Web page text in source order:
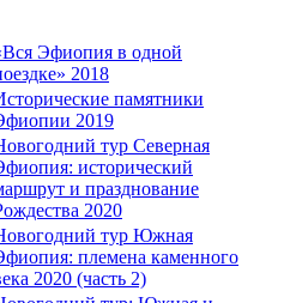
Эфиопия в одной
2018
памятники
2019
тур Северная
исторический
и празднование
2020
тур Южная
племена каменного
2020 (часть 2)